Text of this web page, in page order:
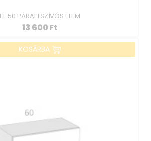
EF 50 PÁRAELSZÍVÓS ELEM
13 600 Ft
KOSÁRBA